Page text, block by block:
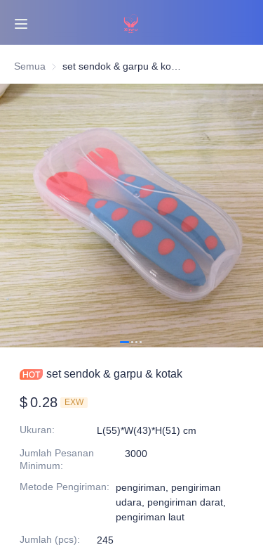
Semua
set sendok & garpu & kotak
$0.28 EXW
Ukuran:
L(55)*W(43)*H(51) cm
Jumlah Pesanan
Minimum:
3000
Metode Pengiriman:
pengiriman, pengiriman
udara, pengiriman darat,
pengiriman laut
Jumlah (pcs):
245
Terlaris
Produk
Tentang Kami
Berita
Hubungi Kami